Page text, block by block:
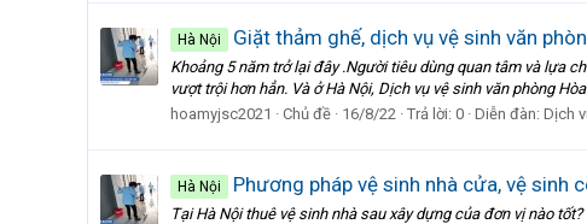
Hà Nội Giặt thảm ghế, dịch vụ vệ sinh văn
Khoảng 5 năm trở lại đây .Người tiêu dùng quan tâm và lựa
vượt trội hơn hẳn. Và ở Hà Nội, Dịch vụ vệ sinh văn phòng
hoamyjsc2021
Chủ đề 16/8/22 Trả lời: 0 Diễn đàn: Dịch
Hà Nội Phương pháp vệ sinh nhà cửa, vệ sinh
Tại Hà Nội thuê vệ sinh nhà sau xây dựng của đơn vị nào